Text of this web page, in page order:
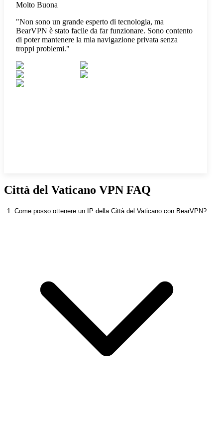
Molto Buona
"Non sono un grande esperto di tecnologia, ma
BearVPN è stato facile da far funzionare. Sono contento
di poter mantenere la mia navigazione privata senza
troppi problemi."
Città del Vaticano VPN FAQ
1. Come posso ottenere un IP della Città del Vaticano con BearVPN?